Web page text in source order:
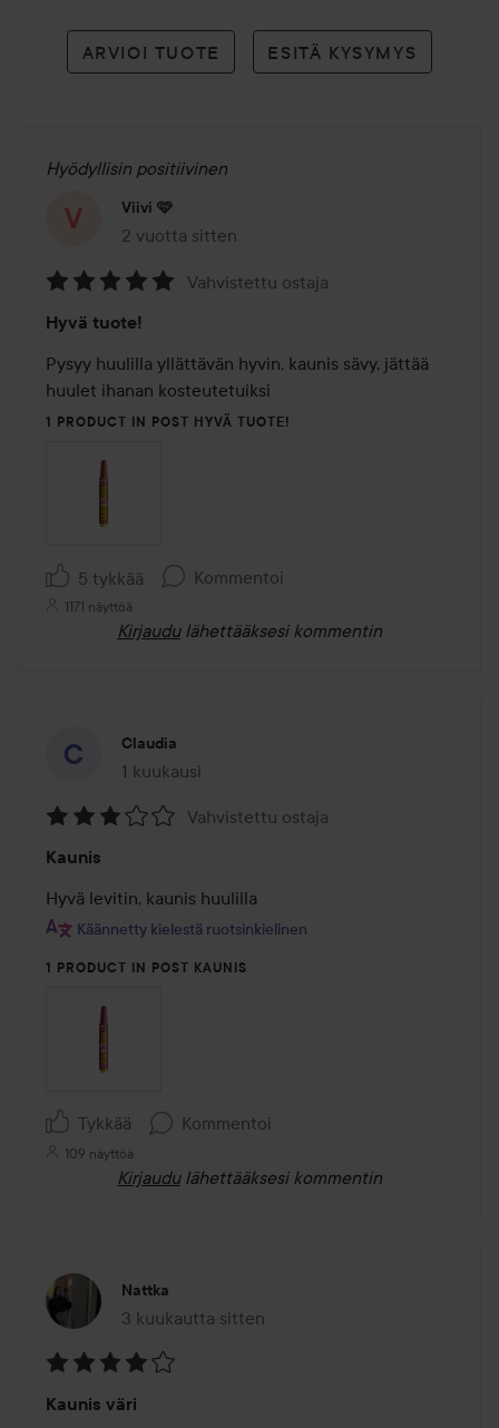
ARVIOI TUOTE ESITÄ KYSYMYS
Hyödyllisin positiivinen
Viivi 🩷
2 vuotta sitten
Viesti luotiin 2 vuotta sitten
5
/
5
Vahvistettu ostaja
Hyvä tuote!
Pysyy huulilla yllättävän hyvin, kaunis sävy, jättää
huulet ihanan kosteutetuiksi
1 PRODUCT IN POST HYVÄ TUOTE!
5 tykkää Kommentoi
1171 näyttöä
Kirjaudu lähettääksesi kommentin
Claudia
1 kuukausi
Viesti luotiin 1 kuukausi
3
/
5
Vahvistettu ostaja
Kaunis
Hyvä levitin, kaunis huulilla
Käännetty kielestä ruotsinkielinen
1 PRODUCT IN POST KAUNIS
Tykkää Kommentoi
109 näyttöä
Kirjaudu lähettääksesi kommentin
Nattka
3 kuukautta sitten
Viesti luotiin 3 kuukautta sitten
4
Kaunis väri